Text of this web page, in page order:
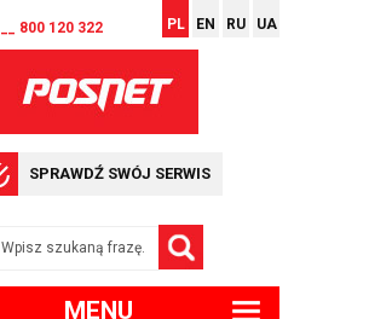
__ 800 120 322 PL EN RU UA
SPRAWDŹ SWÓJ SERWIS
MENU